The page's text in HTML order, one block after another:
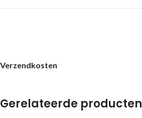
Verzendkosten
Gerelateerde producten